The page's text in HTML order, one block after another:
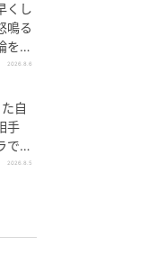
くし
鳴る
を並
2026.8.6
自
手
で特
2026.8.5